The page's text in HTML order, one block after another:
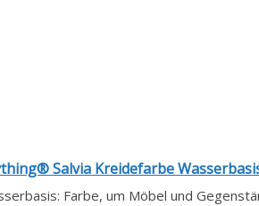
Salvia Kreidefarbe
Farbe, um Möbel und